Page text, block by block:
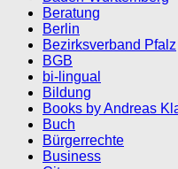
Beratung
Berlin
Bezirksverband Pfalz
BGB
bi-lingual
Bildung
Books by Andreas
Buch
Bürgerrechte
Business